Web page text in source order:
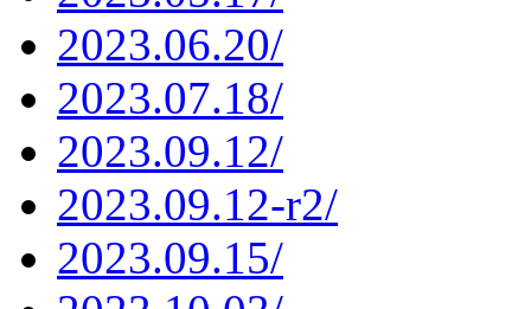
2023.06.20/
2023.07.18/
2023.09.12/
2023.09.12-r2/
2023.09.15/